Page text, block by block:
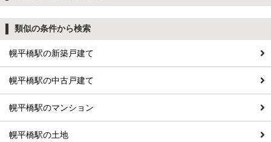
類似の条件から検索
幌平橋駅の新築戸建て
幌平橋駅の中古戸建て
幌平橋駅のマンション
幌平橋駅の土地